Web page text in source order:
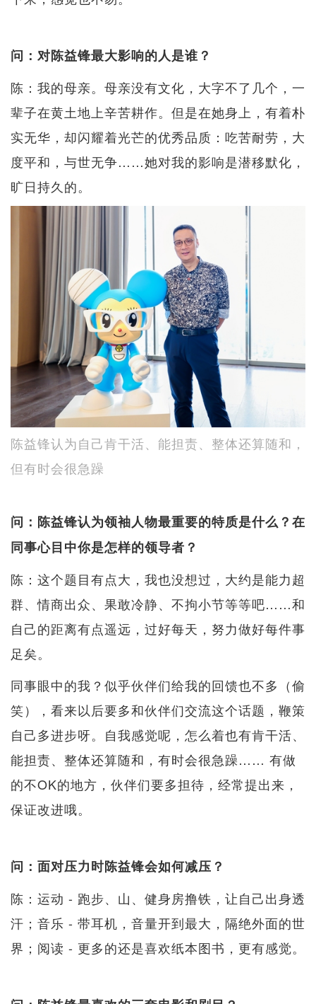
问：对陈益锋最大影响的人是谁？
陈：我的母亲。母亲没有文化，大字不了几个，一
辈子在黄土地上辛苦耕作。但是在她身上，有着朴
实无华，却闪耀着光芒的优秀品质：吃苦耐劳，大
度平和，与世无争……她对我的影响是潜移默化，
旷日持久的。
陈益锋认为自己肯干活、能担责、整体还算随和，
但有时会很急躁
问：陈益锋认为领袖人物最重要的特质是什么？在
同事心目中你是怎样的领导者？
陈：这个题目有点大，我也没想过，大约是能力超
群、情商出众、果敢冷静、不拘小节等等吧……和
自己的距离有点遥远，过好每天，努力做好每件事
足矣。
同事眼中的我？似乎伙伴们给我的回馈也不多（偷
笑），看来以后要多和伙伴们交流这个话题，鞭策
自己多进步呀。自我感觉呢，怎么着也有肯干活、
能担责、整体还算随和，有时会很急躁…… 有做
的不OK的地方，伙伴们要多担待，经常提出来，
保证改进哦。
问：面对压力时陈益锋会如何减压？
陈：运动 - 跑步、山、健身房撸铁，让自己出身透
汗；音乐 - 带耳机，音量开到最大，隔绝外面的世
界；阅读 - 更多的还是喜欢纸本图书，更有感觉。